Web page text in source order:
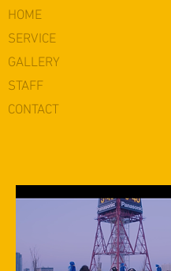
HOME
​SERVICE
​GALLERY
​STAFF
​CONTACT